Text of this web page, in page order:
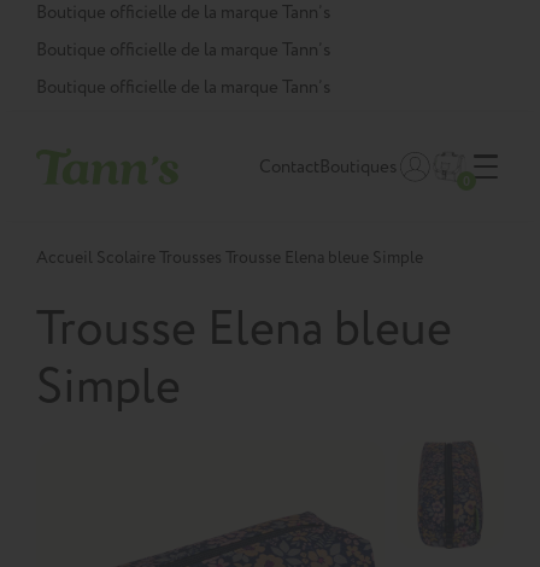
Panneau de gestion des cookies
Boutique officielle de la marque Tann’s
Boutique officielle de la marque Tann’s
Boutique officielle de la marque Tann’s
ContactBoutiques
Accueil Scolaire Trousses Trousse Elena bleue Simple
Trousse Elena bleue
Simple